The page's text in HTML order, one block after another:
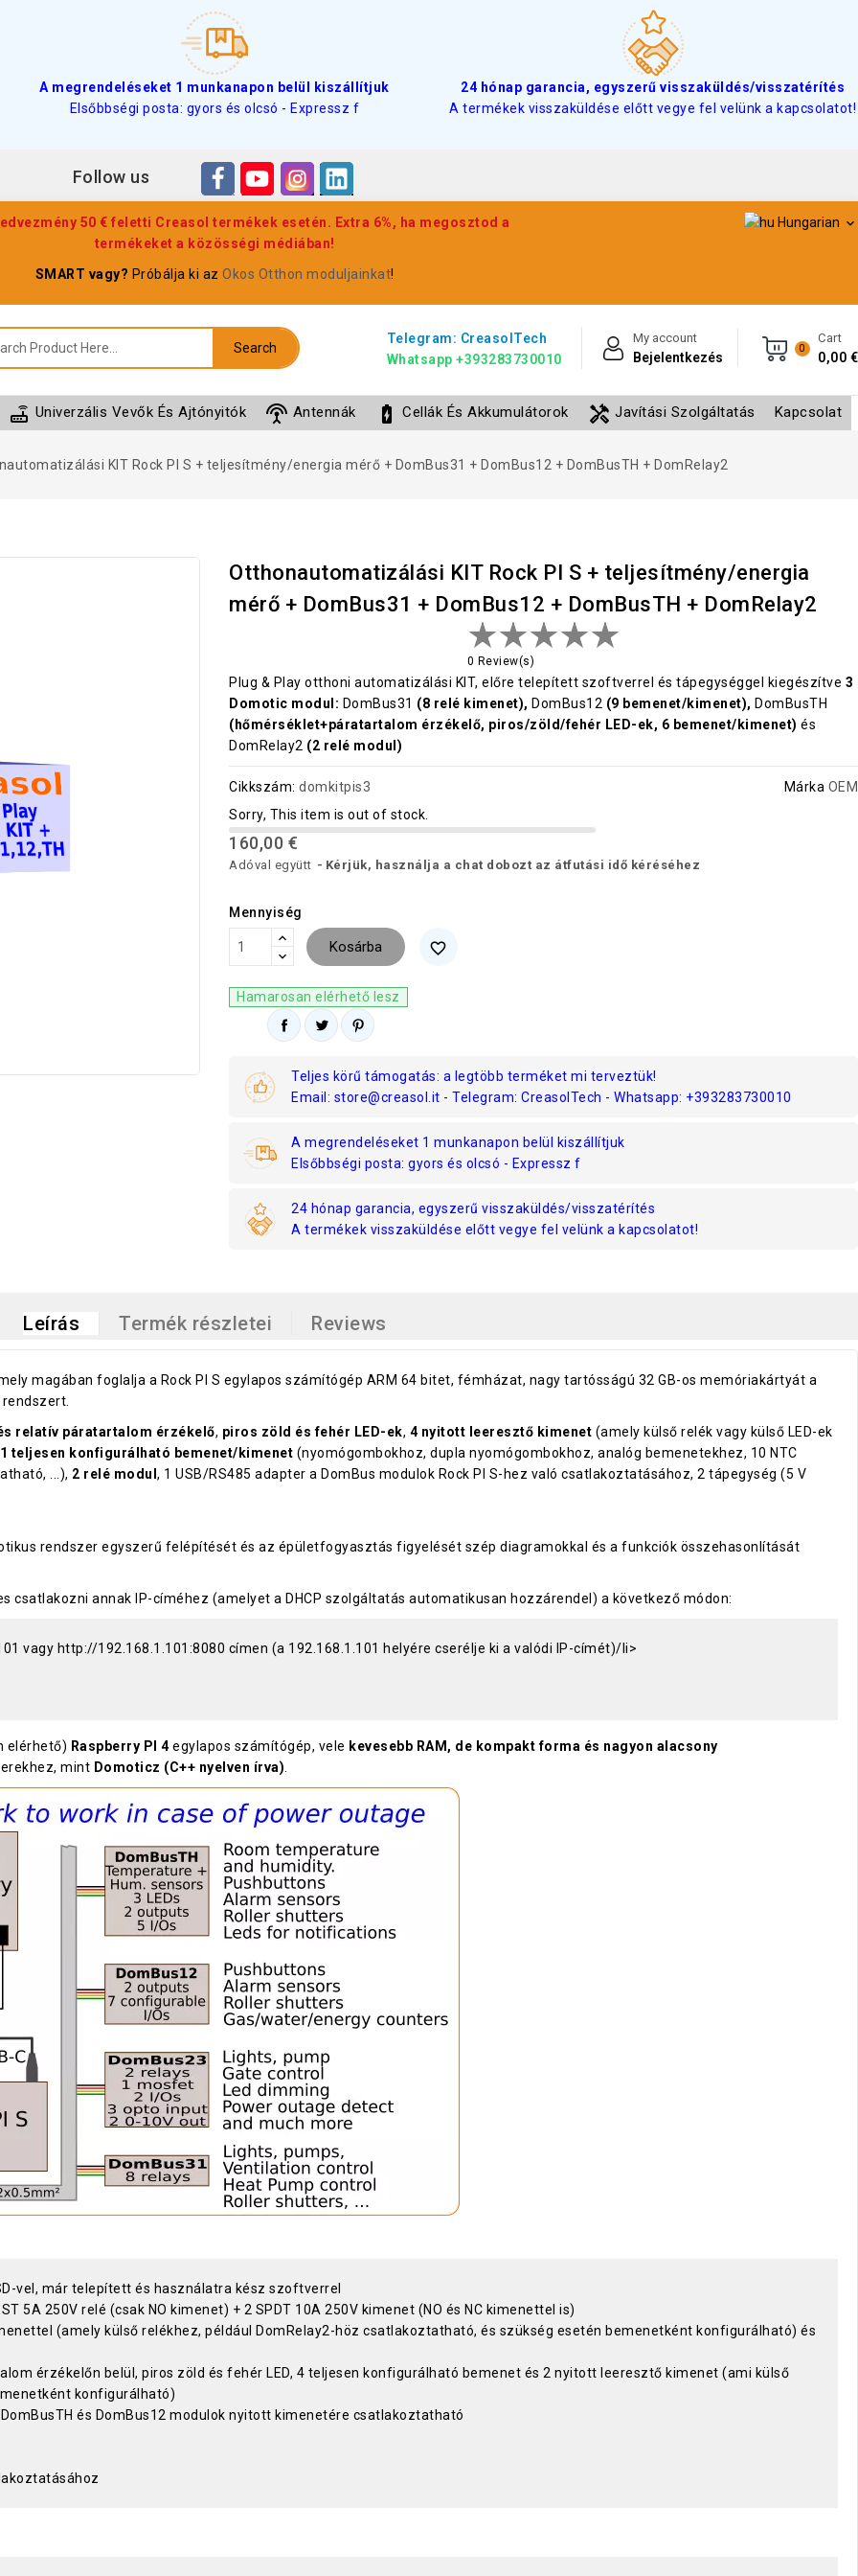
A megrendeléseket 1 munkanapon belül kiszállítjuk
Elsőbbségi posta: gyors és olcsó - Expressz f
24 hónap garancia, egyszerű visszaküldés/visszatérítés
A termékek visszaküldése előtt vegye fel velünk a kapcsolatot!
Follow us
50 € feletti Creasol termékek esetén. Extra 6%, ha megosztod a
termékeket a közösségi médiában!
SMART vagy? Próbálja ki az Okos Otthon moduljainkat!
Hungarian 
0
Cart
0,00 €
My account
Bejelentkezés
Telegram: CreasolTech
Whatsapp +393283730010
Search
router Univerzális Vevők És Ajtónyitók settings_input_antenna Antennák battery_charging_full Cellák És Akkumulátorok handyman Javítási Szolgáltatás Kapcsolat
KIT Rock PI S + teljesítmény/energia mérő + DomBus31 + DomBus12 + DomBusTH + DomRelay2
Otthonautomatizálási KIT Rock PI S + teljesítmény/energia
mérő + DomBus31 + DomBus12 + DomBusTH + DomRelay2
0 Review(s)
Plug & Play otthoni automatizálási KIT, előre telepített szoftverrel és tápegységgel kiegészítve 3
Domotic modul: DomBus31 (8 relé kimenet), DomBus12 (9 bemenet/kimenet), DomBusTH
(hőmérséklet+páratartalom érzékelő, piros/zöld/fehér LED-ek, 6 bemenet/kimenet) és
DomRelay2 (2 relé modul)
Márka OEM
Cikkszám: domkitpis3
Sorry, This item is out of stock.
160,00 €
Adóval együtt Kérjük, használja a chat dobozt az átfutási idő kéréséhez
Mennyiség
Kosárba favorite_border
Hamarosan elérhető lesz
Teljes körű támogatás: a legtöbb terméket mi terveztük!
Email: store@creasol.it - Telegram: CreasolTech - Whatsapp: +393283730010
A megrendeléseket 1 munkanapon belül kiszállítjuk
Elsőbbségi posta: gyors és olcsó - Expressz f
24 hónap garancia, egyszerű visszaküldés/visszatérítés
A termékek visszaküldése előtt vegye fel velünk a kapcsolatot!
Leírás Termék részletei Reviews
magában foglalja a Rock PI S egylapos számítógép ARM 64 bitet, fémházat, nagy tartósságú 32 GB-os memóriakártyát a
relatív páratartalom érzékelő, piros zöld és fehér LED-ek, 4 nyitott leeresztő kimenet (amely külső relék vagy külső LED-ek
teljesen konfigurálható bemenet/kimenet (nyomógombokhoz, dupla nyomógombokhoz, analóg bemenetekhez, 10 NTC
...), 2 relé modul , 1 USB/RS485 adapter a DomBus modulok Rock PI S-hez való csatlakoztatásához, 2 tápegység (5 V
rendszer egyszerű felépítését és az épületfogyasztás figyelését szép diagramokkal és a funkciók összehasonlítását
csatlakozni annak IP-címéhez (amelyet a DHCP szolgáltatás automatikusan hozzárendel) a következő módon:
vagy http://192.168.1.101:8080 címen (a 192.168.1.101 helyére cserélje ki a valódi IP-címét)/li>
elérhető) Raspberry PI 4egylapos számítógép, vele kevesebb RAM, de kompakt forma és nagyon alacsony
mint Domoticz (C++ nyelven írva)
vel, már telepített és használatra kész szoftverrel
5A 250V relé (csak NO kimenet) + 2 SPDT 10A 250V kimenet (NO és NC kimenettel is)
(amely külső relékhez, például DomRelay2-höz csatlakoztatható, és szükség esetén bemenetként konfigurálható) és
érzékelőn belül, piros zöld és fehér LED, 4 teljesen konfigurálható bemenet és 2 nyitott leeresztő kimenet (ami külső
konfigurálható)
és DomBus12 modulok nyitott kimenetére csatlakoztatható